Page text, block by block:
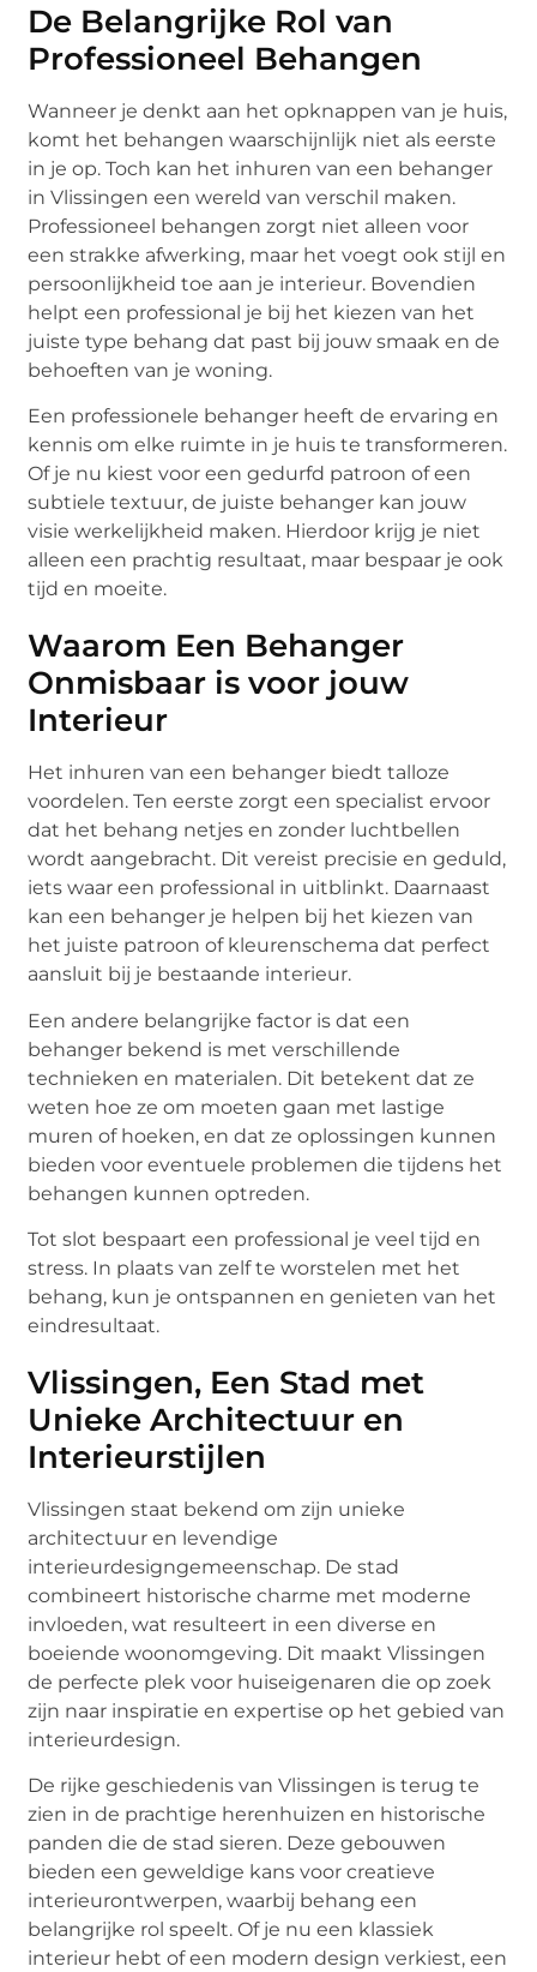
De Belangrijke Rol van
Professioneel Behangen
Wanneer je denkt aan het opknappen van je huis,
komt het behangen waarschijnlijk niet als eerste
in je op. Toch kan het inhuren van een behanger
in Vlissingen een wereld van verschil maken.
Professioneel behangen zorgt niet alleen voor
een strakke afwerking, maar het voegt ook stijl en
persoonlijkheid toe aan je interieur. Bovendien
helpt een professional je bij het kiezen van het
juiste type behang dat past bij jouw smaak en de
behoeften van je woning.
Een professionele behanger heeft de ervaring en
kennis om elke ruimte in je huis te transformeren.
Of je nu kiest voor een gedurfd patroon of een
subtiele textuur, de juiste behanger kan jouw
visie werkelijkheid maken. Hierdoor krijg je niet
alleen een prachtig resultaat, maar bespaar je ook
tijd en moeite.
Waarom Een Behanger
Onmisbaar is voor jouw
Interieur
Het inhuren van een behanger biedt talloze
voordelen. Ten eerste zorgt een specialist ervoor
dat het behang netjes en zonder luchtbellen
wordt aangebracht. Dit vereist precisie en geduld,
iets waar een professional in uitblinkt. Daarnaast
kan een behanger je helpen bij het kiezen van
het juiste patroon of kleurenschema dat perfect
aansluit bij je bestaande interieur.
Een andere belangrijke factor is dat een
behanger bekend is met verschillende
technieken en materialen. Dit betekent dat ze
weten hoe ze om moeten gaan met lastige
muren of hoeken, en dat ze oplossingen kunnen
bieden voor eventuele problemen die tijdens het
behangen kunnen optreden.
Tot slot bespaart een professional je veel tijd en
stress. In plaats van zelf te worstelen met het
behang, kun je ontspannen en genieten van het
eindresultaat.
Vlissingen, Een Stad met
Unieke Architectuur en
Interieurstijlen
Vlissingen staat bekend om zijn unieke
architectuur en levendige
interieurdesigngemeenschap. De stad
combineert historische charme met moderne
invloeden, wat resulteert in een diverse en
boeiende woonomgeving. Dit maakt Vlissingen
de perfecte plek voor huiseigenaren die op zoek
zijn naar inspiratie en expertise op het gebied van
interieurdesign.
De rijke geschiedenis van Vlissingen is terug te
zien in de prachtige herenhuizen en historische
panden die de stad sieren. Deze gebouwen
bieden een geweldige kans voor creatieve
interieurontwerpen, waarbij behang een
belangrijke rol speelt. Of je nu een klassiek
interieur hebt of een modern design verkiest, een